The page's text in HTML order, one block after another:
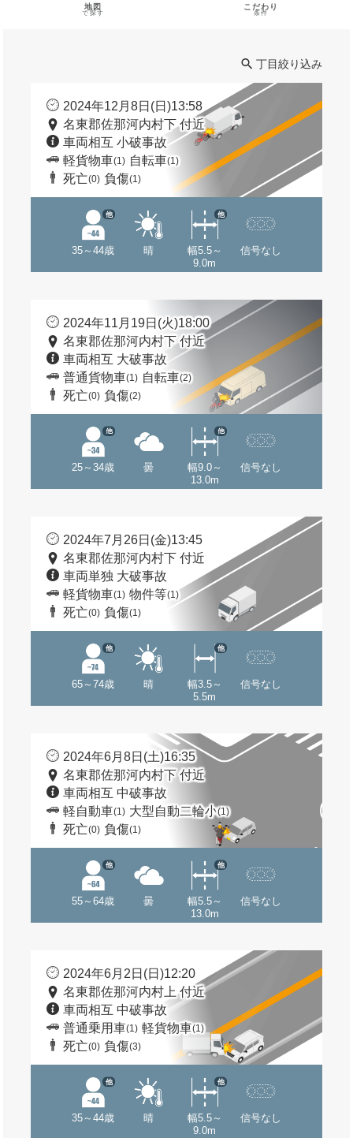
地図
で探す
こだわり
条件
丁目絞り込み
2024年12月8日(日)13:58
名東郡佐那河内村下 付近
車両相互 小破事故
軽貨物車(1) 自転車(1)
死亡(0) 負傷(1)
35～44歳
他
晴
幅5.5～
9.0m
他
信号なし
2024年11月19日(火)18:00
名東郡佐那河内村下 付近
車両相互 大破事故
普通貨物車(1) 自転車(2)
死亡(0) 負傷(2)
25～34歳
他
曇
幅9.0～
13.0m
他
信号なし
2024年7月26日(金)13:45
名東郡佐那河内村下 付近
車両単独 大破事故
軽貨物車(1) 物件等(1)
死亡(0) 負傷(1)
65～74歳
他
晴
幅3.5～
5.5m
他
信号なし
2024年6月8日(土)16:35
名東郡佐那河内村下 付近
車両相互 中破事故
軽自動車(1) 大型自動二輪小(1)
死亡(0) 負傷(1)
55～64歳
他
曇
幅5.5～
13.0m
他
信号なし
2024年6月2日(日)12:20
名東郡佐那河内村上 付近
車両相互 中破事故
普通乗用車(1) 軽貨物車(1)
死亡(0) 負傷(3)
35～44歳
他
晴
幅5.5～
9.0m
他
信号なし